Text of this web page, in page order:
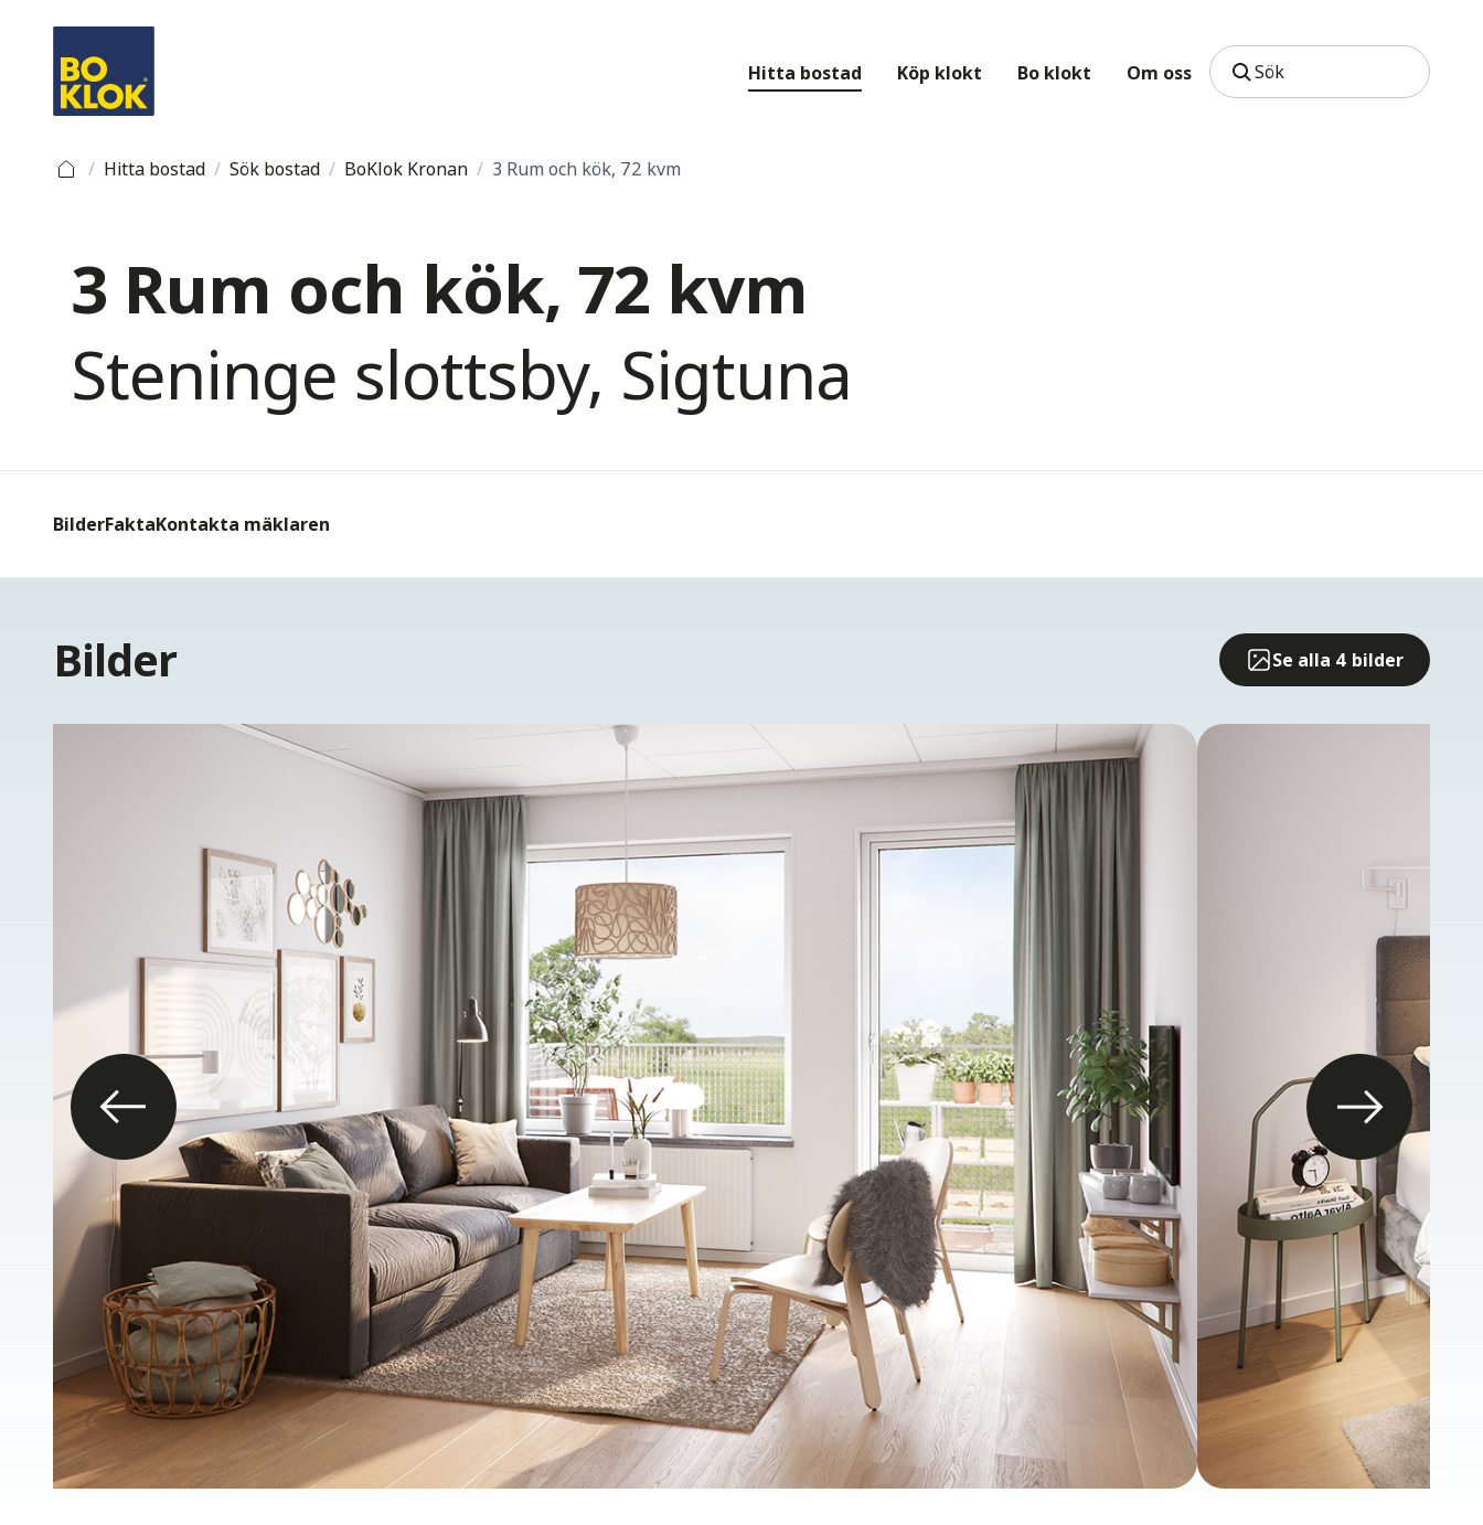
Sök
Om oss
Bo klokt
Köp klokt
Hitta bostad
/ Hitta bostad / Sök bostad / BoKlok Kronan / 3 Rum och kök, 72 kvm
3 Rum och kök, 72 kvm
Steninge slottsby, Sigtuna
BilderFaktaKontakta mäklaren
Bilder Se alla 4 bilder